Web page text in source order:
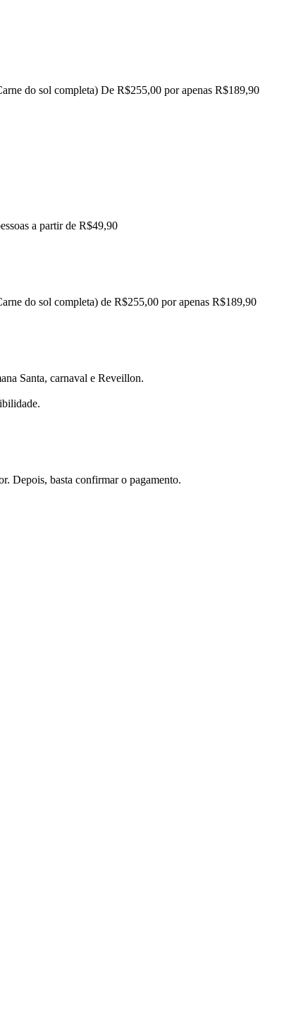
do sol completa) De R$255,00 por apenas R$189,90
a partir de R$49,90
do sol completa) de R$255,00 por apenas R$189,90
Santa, carnaval e Reveillon.
Depois, basta confirmar o pagamento.